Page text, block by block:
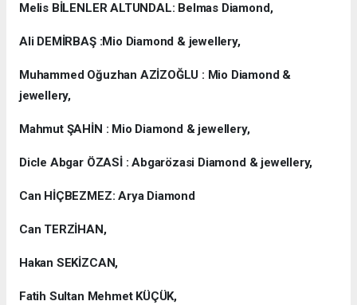
Melis BİLENLER ALTUNDAL: Belmas Diamond,
Ali DEMİRBAŞ :Mio Diamond & jewellery,
Muhammed Oğuzhan AZİZOĞLU : Mio Diamond &
jewellery,
Mahmut ŞAHİN : Mio Diamond & jewellery,
Dicle Abgar ÖZASİ : Abgarözasi Diamond & jewellery,
Can HİÇBEZMEZ: Arya Diamond
Can TERZİHAN,
Hakan SEKİZCAN,
Fatih Sultan Mehmet KÜÇÜK,